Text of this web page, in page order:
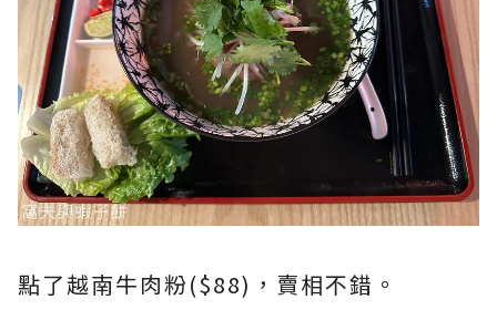
點了越南牛肉粉($88)，賣相不錯。